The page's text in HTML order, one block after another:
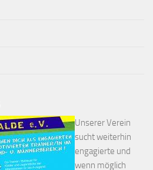
Unserer Verein
sucht weiterhin
engagierte und
wenn möglich